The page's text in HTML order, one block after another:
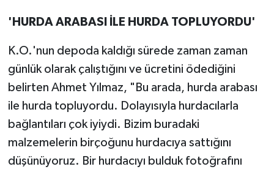
'HURDA ARABASI İLE HURDA TOPLUYORDU'
K.O.'nun depoda kaldığı sürede zaman zaman
günlük olarak çalıştığını ve ücretini ödediğini
belirten Ahmet Yılmaz, "Bu arada, hurda arabası
ile hurda topluyordu. Dolayısıyla hurdacılarla
bağlantıları çok iyiydi. Bizim buradaki
malzemelerin birçoğunu hurdacıya sattığını
düşünüyoruz. Bir hurdacıyı bulduk fotoğrafını